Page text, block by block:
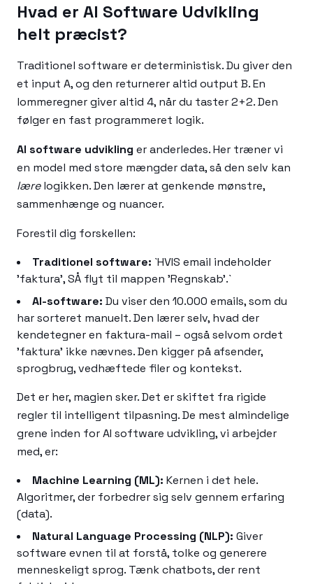
Hvad er AI Software Udvikling
helt præcist?
Traditionel software er deterministisk. Du giver den
et input A, og den returnerer altid output B. En
lommeregner giver altid 4, når du taster 2+2. Den
følger en fast programmeret logik.
AI software udvikling er anderledes. Her træner vi
en model med store mængder data, så den selv kan
lærelogikken. Den lærer at genkende mønstre,
sammenhænge og nuancer.
Forestil dig forskellen:
Traditionel software: `HVIS email indeholder
'faktura', SÅ flyt til mappen 'Regnskab'.`
AI-software: Du viser den 10.000 emails, som du
har sorteret manuelt. Den lærer selv, hvad der
kendetegner en faktura-mail – også selvom ordet
'faktura' ikke nævnes. Den kigger på afsender,
sprogbrug, vedhæftede filer og kontekst.
Det er her, magien sker. Det er skiftet fra rigide
regler til intelligent tilpasning. De mest almindelige
grene inden for AI software udvikling, vi arbejder
med, er:
Machine Learning (ML): Kernen i det hele.
Algoritmer, der forbedrer sig selv gennem erfaring
(data).
Natural Language Processing (NLP): Giver
software evnen til at forstå, tolke og generere
menneskeligt sprog. Tænk chatbots, der rent